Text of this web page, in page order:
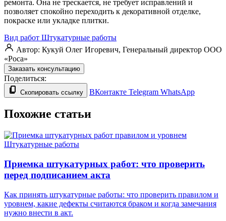
ремонта. Она не трескается, не требует исправлений и
позволяет спокойно переходить к декоративной отделке,
покраске или укладке плитки.
Вид работ Штукатурные работы
Автор: Кукуй Олег Игоревич, Генеральный директор ООО
«Роса»
Заказать консультацию
Поделиться:
Скопировать ссылку ВКонтакте Telegram WhatsApp
Похожие статьи
Штукатурные работы
Приемка штукатурных работ: что проверить
перед подписанием акта
Как принять штукатурные работы: что проверить правилом и
уровнем, какие дефекты считаются браком и когда замечания
нужно внести в акт.